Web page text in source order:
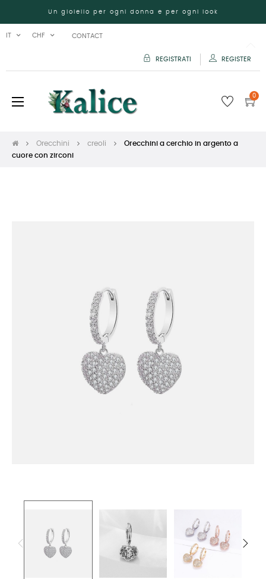
Un gioiello per ogni donna e per ogni look
IT CHF CONTACT
REGISTRATI REGISTER
navigazione
☰ 0
Orecchini creoli
Orecchini a cerchio in argento a
cuore con zirconi